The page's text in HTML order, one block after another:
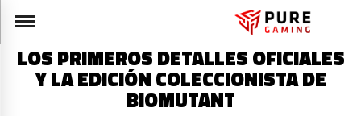
LOS PRIMEROS DETALLES OFICIALES
Y LA EDICIÓN COLECCIONISTA DE
BIOMUTANT